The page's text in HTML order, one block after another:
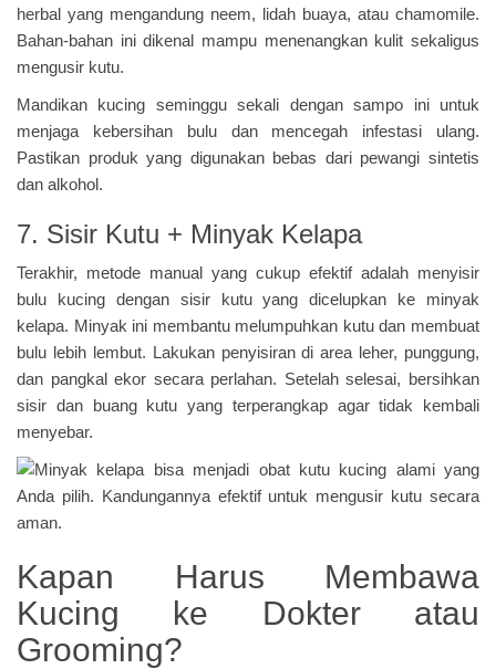
herbal yang mengandung neem, lidah buaya, atau chamomile.
Bahan-bahan ini dikenal mampu menenangkan kulit sekaligus
mengusir kutu.
Mandikan kucing seminggu sekali dengan sampo ini untuk
menjaga kebersihan bulu dan mencegah infestasi ulang.
Pastikan produk yang digunakan bebas dari pewangi sintetis
dan alkohol.
7. Sisir Kutu + Minyak Kelapa
Terakhir, metode manual yang cukup efektif adalah menyisir
bulu kucing dengan sisir kutu yang dicelupkan ke minyak
kelapa. Minyak ini membantu melumpuhkan kutu dan membuat
bulu lebih lembut. Lakukan penyisiran di area leher, punggung,
dan pangkal ekor secara perlahan. Setelah selesai, bersihkan
sisir dan buang kutu yang terperangkap agar tidak kembali
menyebar.
Kapan Harus Membawa
Kucing ke Dokter atau
Grooming?